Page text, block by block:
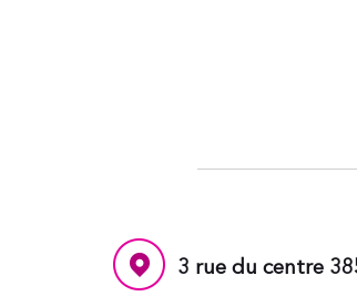
3 rue du centre